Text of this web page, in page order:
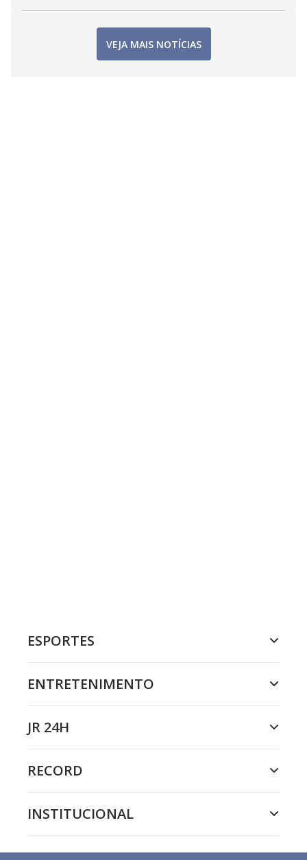
VEJA MAIS NOTÍCIAS
ESPORTES
ENTRETENIMENTO
JR 24H
RECORD
INSTITUCIONAL